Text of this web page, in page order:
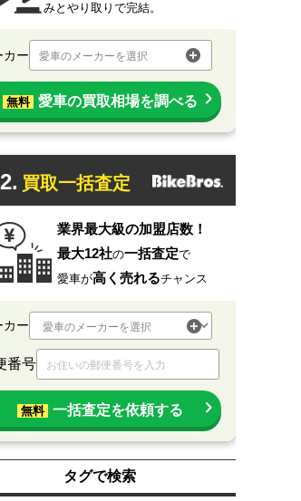
みとやり取りで完結。
カー 愛車のメーカーを選択
無料 愛車の買取相場を調べる
2. 買取一括査定
業界最大級の加盟店数！
最大12社の一括査定で
愛車が高く売れるチャンス
カー
番号
無料 一括査定を依頼する
タグで検索